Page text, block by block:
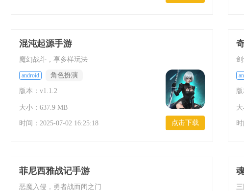
混沌起源手游
魔幻战斗，享多样玩法
android 角色扮演
版本：v1.1.2
大小：637.9 MB
时间： 2025-07-02 16:25:18 点击下载
菲尼西雅战记手游
恶魔入侵，勇者战而闭之门